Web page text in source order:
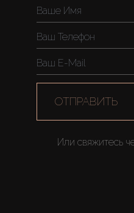
ОТПРАВИТЬ
Или свяжитесь